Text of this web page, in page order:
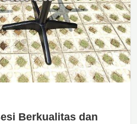
Berkualitas dan